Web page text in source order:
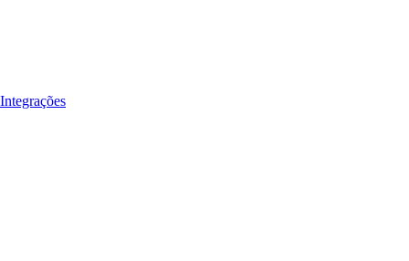
Integrações